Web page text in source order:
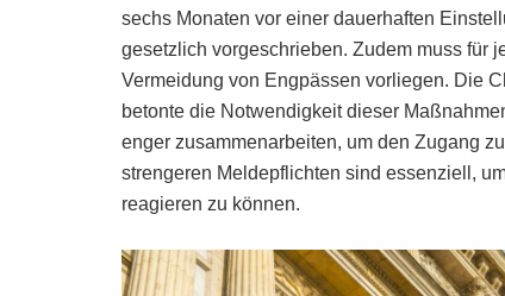
sechs Monaten vor einer dauerhaften
gesetzlich vorgeschrieben. Zudem muss für
Vermeidung von Engpässen vorliegen. Die
betonte die Notwendigkeit dieser
enger zusammenarbeiten, um den Zugang
strengeren Meldepflichten sind essenziell,
reagieren zu können.